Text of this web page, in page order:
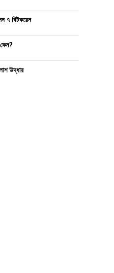
৭ বিটকয়েন
উদ্ধার